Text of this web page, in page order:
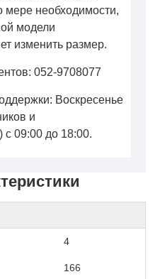
4
166
мере необходимости,
модели
изменить размер.
052-9708077
Воскресенье
и
с 09:00 до 18:00.